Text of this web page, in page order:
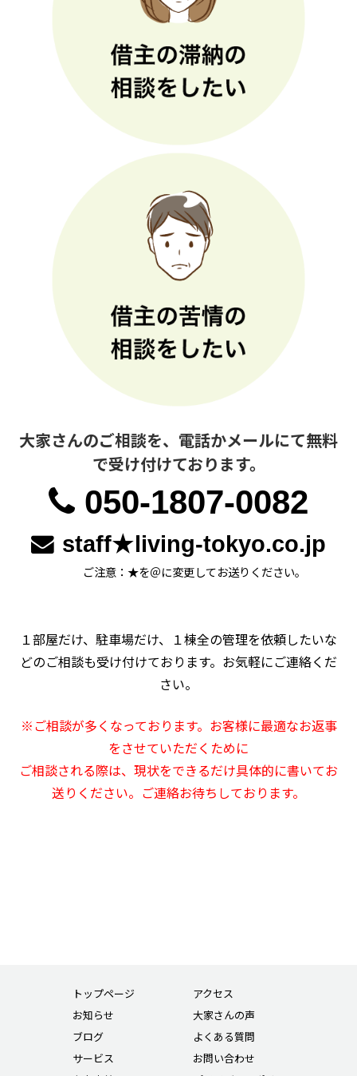
大家さんのご相談を、電話かメールにて無料
で受け付けております。
050-1807-0082
staff★living-tokyo.co.jp
ご注意：★を＠に変更してお送りください。
１部屋だけ、駐車場だけ、１棟全の管理を依頼したいな
どのご相談も受け付けております。お気軽にご連絡くだ
さい。
※ご相談が多くなっております。お客様に最適なお返事
をさせていただくために
ご相談される際は、現状をできるだけ具体的に書いてお
送りください。ご連絡お待ちしております。
トップページ
お知らせ
ブログ
サービス
アクセス
大家さんの声
よくある質問
お問い合わせ